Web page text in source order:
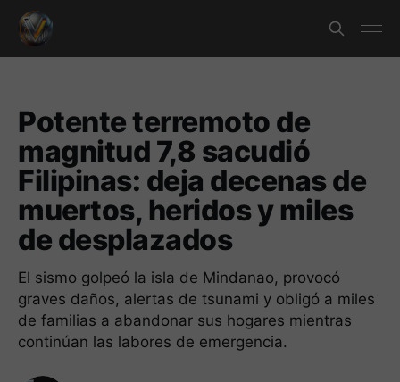
Potente terremoto de
magnitud 7,8 sacudió
Filipinas: deja decenas de
muertos, heridos y miles
de desplazados
El sismo golpeó la isla de Mindanao, provocó
graves daños, alertas de tsunami y obligó a miles
de familias a abandonar sus hogares mientras
continúan las labores de emergencia.